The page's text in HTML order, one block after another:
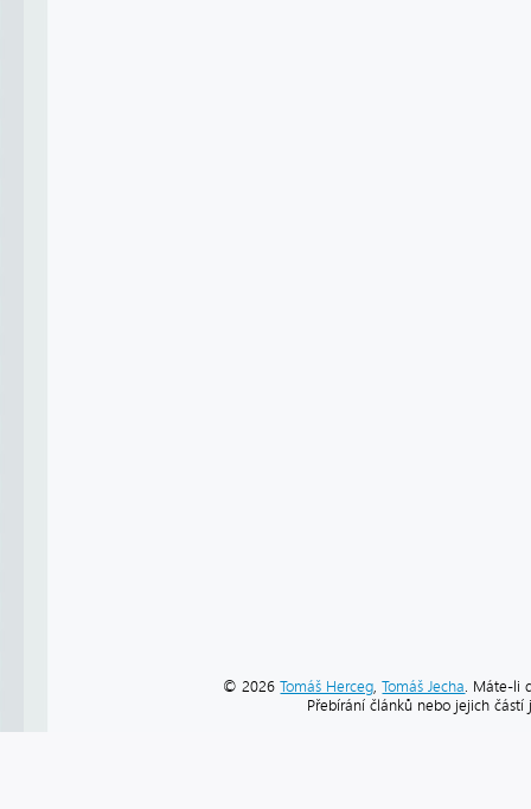
© 2026Tomáš Herceg,Tomáš Jecha. Máte-li
Přebírání článků nebo jejich